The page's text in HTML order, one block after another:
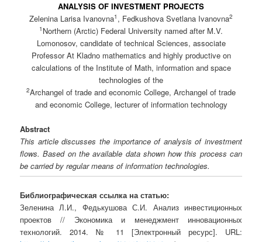
ANALYSIS OF INVESTMENT PROJECTS
Zelenina Larisa Ivanovna1 , Fedkushova Svetlana Ivanovna2
1 Northern (Arctic) Federal University named after M.V.
Lomonosov, candidate of technical Sciences, associate
Professor At Kladno mathematics and highly productive on
calculations of the Institute of Math, information and space
technologies of the
2Archangel of trade and economic College, Archangel of trade
and economic College, lecturer of information technology
Abstract
This article discusses the importance of analysis of investment
flows. Based on the available data shown how this process can
be carried by regular means of information technologies.
Библиографическая ссылка на статью:
Зеленина Л.И., Федькушова С.И. Анализ инвестиционных
проектов // Экономика и менеджмент инновационных
технологий. 2014. № 11 [Электронный ресурс]. URL: